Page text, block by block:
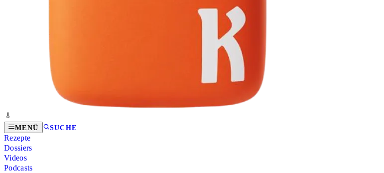
MENÜ SUCHE
Rezepte
Dossiers
Videos
Podcasts